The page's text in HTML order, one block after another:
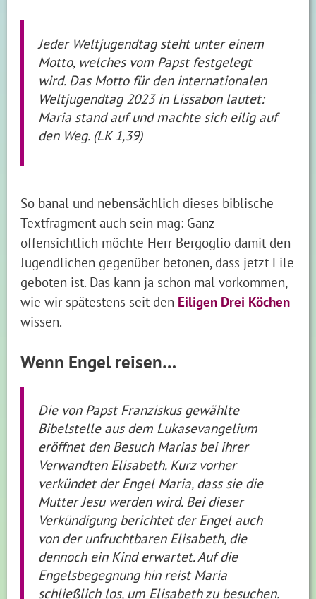
Jeder Weltjugendtag steht unter einem
Motto, welches vom Papst festgelegt
wird. Das Motto für den internationalen
Weltjugendtag 2023 in Lissabon lautet:
Maria stand auf und machte sich eilig auf
den Weg. (LK 1,39)
So banal und nebensächlich dieses biblische
Textfragment auch sein mag: Ganz
offensichtlich möchte Herr Bergoglio damit den
Jugendlichen gegenüber betonen, dass jetzt Eile
geboten ist. Das kann ja schon mal vorkommen,
wie wir spätestens seit den Eiligen Drei Köchen
wissen.
Wenn Engel reisen…
Die von Papst Franziskus gewählte
Bibelstelle aus dem Lukasevangelium
eröffnet den Besuch Marias bei ihrer
Verwandten Elisabeth. Kurz vorher
verkündet der Engel Maria, dass sie die
Mutter Jesu werden wird. Bei dieser
Verkündigung berichtet der Engel auch
von der unfruchtbaren Elisabeth, die
dennoch ein Kind erwartet. Auf die
Engelsbegegnung hin reist Maria
schließlich los, um Elisabeth zu besuchen.